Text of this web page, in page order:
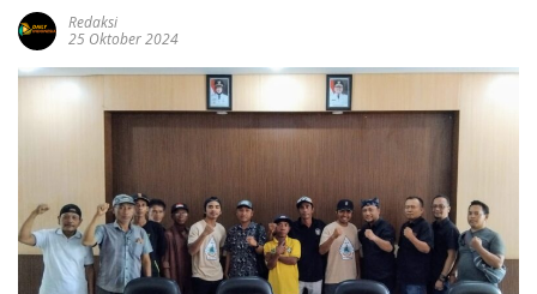
Redaksi
25 Oktober 2024